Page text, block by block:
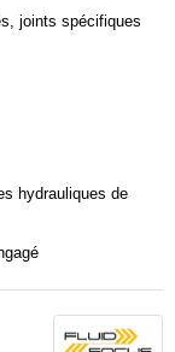
joints spécifiques
hydrauliques de